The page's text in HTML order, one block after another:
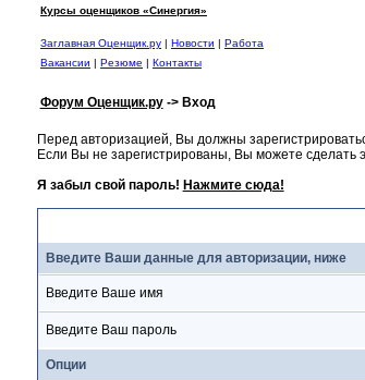
Курсы оценщиков «Синергия»
Заглавная Оценщик.ру| Новости | Работа
Вакансии | Резюме | Контакты
Форум Оценщик.ру-> Вход
Перед авторизацией, Вы должны
Если Вы не зарегистрированы, Вы можете сделать
Я забыл свой пароль! Нажмите сюда!
Введите Ваши данные для авторизации, ниже
Введите Ваше имя
Введите Ваш пароль
Опции